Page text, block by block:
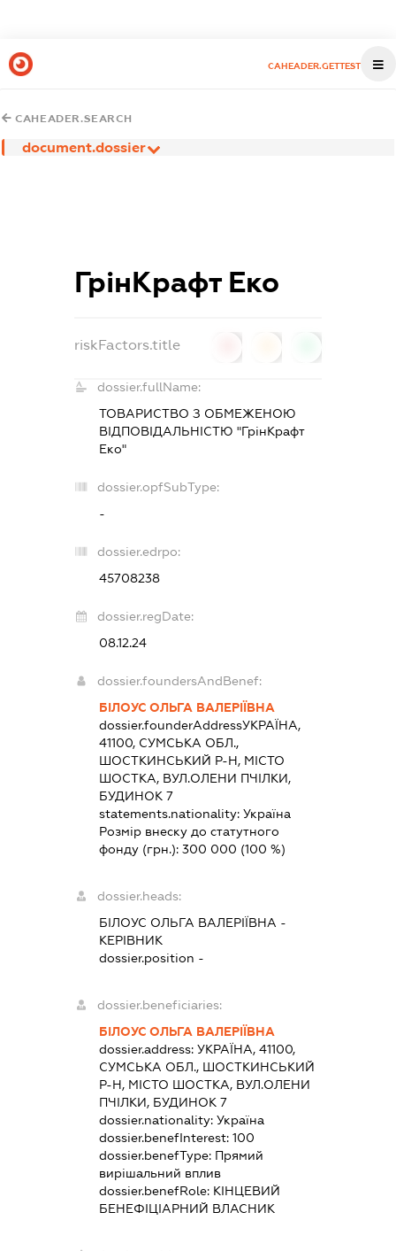
CAHEADER.GETTEST
CAHEADER.SEARCH
document.dossier
ГрінКрафт Еко
riskFactors.title
dossier.fullName:
ТОВАРИСТВО З ОБМЕЖЕНОЮ
ВІДПОВІДАЛЬНІСТЮ "ГрінКрафт
Еко"
dossier.opfSubType:
-
dossier.edrpo:
45708238
dossier.regDate:
08.12.24
dossier.foundersAndBenef:
БІЛОУС ОЛЬГА ВАЛЕРІЇВНА
dossier.founderAddressУКРАЇНА,
41100, СУМСЬКА ОБЛ.,
ШОСТКИНСЬКИЙ Р-Н, МІСТО
ШОСТКА, ВУЛ.ОЛЕНИ ПЧІЛКИ,
БУДИНОК 7
statements.nationality: Україна
Розмір внеску до статутного
фонду (грн.): 300 000 (100 %)
dossier.heads:
БІЛОУС ОЛЬГА ВАЛЕРІЇВНА -
КЕРІВНИК
dossier.position -
dossier.beneficiaries:
БІЛОУС ОЛЬГА ВАЛЕРІЇВНА
dossier.address: УКРАЇНА, 41100,
СУМСЬКА ОБЛ., ШОСТКИНСЬКИЙ
Р-Н, МІСТО ШОСТКА, ВУЛ.ОЛЕНИ
ПЧІЛКИ, БУДИНОК 7
dossier.nationality: Україна
dossier.benefInterest: 100
dossier.benefType: Прямий
вирішальний вплив
dossier.benefRole: КІНЦЕВИЙ
БЕНЕФІЦІАРНИЙ ВЛАСНИК